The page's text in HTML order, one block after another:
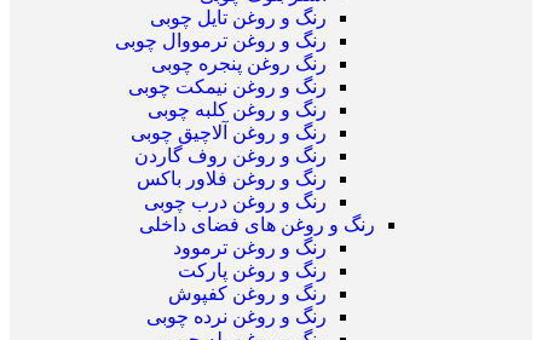
رنگ و روغن تایل چوبی
رنگ و روغن ترمووال چوبی
رنگ روغن پنجره چوبی
رنگ و روغن نیمکت چوبی
رنگ و روغن کلبه چوبی
رنگ و روغن آلاچیق چوبی
رنگ و روغن روف گاردن
رنگ و روغن فلاور باکس
رنگ و روغن درب چوبی
رنگ و روغن های فضای داخلی
رنگ و روغن ترموود
رنگ و روغن پارکت
رنگ و روغن کفپوش
رنگ و روغن نرده چوبی